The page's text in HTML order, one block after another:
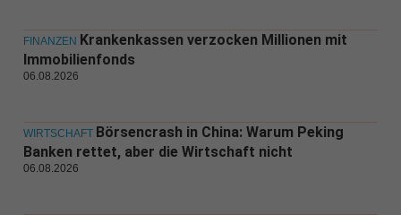
FINANZEN Krankenkassen verzocken Millionen mit
Immobilienfonds
06.08.2026
WIRTSCHAFT Börsencrash in China: Warum Peking
Banken rettet, aber die Wirtschaft nicht
06.08.2026